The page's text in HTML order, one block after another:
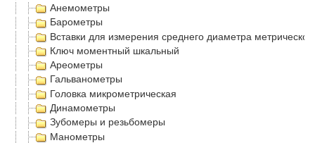
Анемометры
Барометры
Вставки для измерения среднего диаметра
Ключ моментный шкальный
Ареометры
Гальванометры
Головка микрометрическая
Динамометры
Зубомеры и резьбомеры
Манометры